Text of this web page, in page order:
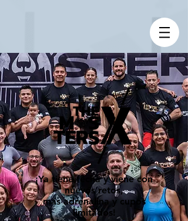
¡Ya tiene fecha y viene con
nuevos retos,
más adrenalina y cupos
limitados!